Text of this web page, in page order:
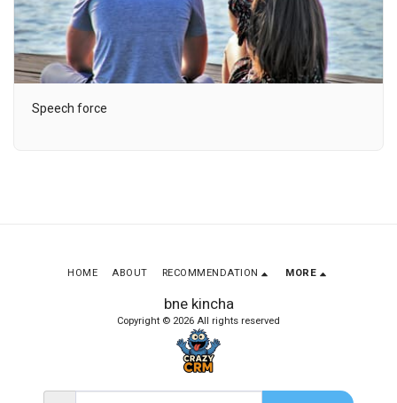
Speech force
bne kincha
Copyright © 2026 All rights reserved
HOME ABOUT RECOMMENDATION MORE